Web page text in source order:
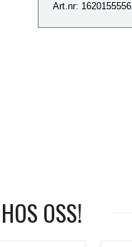
Art.nr: 1620155556
OSS!